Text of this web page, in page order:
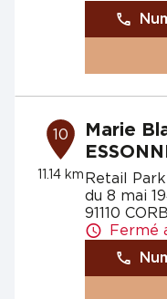
10
11.14 km
Marie
Retail
du 8 mai
91110
Fermé